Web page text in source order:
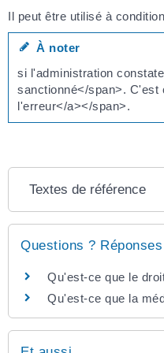
Il peut être utilisé à
À noter
si l'administration
sanctionné</span>. C'est
l'erreur</a></span>.
Textes de référence
Questions ?
Qu'est-ce que le
Qu'est-ce que la